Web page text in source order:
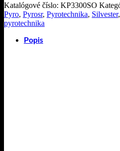
Katalógové číslo: KP3300SO
Pyro, Pyrosr, Pyrotechnika, Silvester,
pyrotechnika
Popis